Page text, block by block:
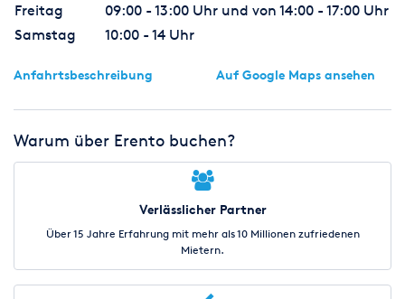
Freitag
09:00 - 13:00 Uhr und von 14:00 - 17:00 Uhr
Samstag
10:00 - 14 Uhr
Anfahrtsbeschreibung Auf Google Maps ansehen
Warum über Erento buchen?
Verlässlicher Partner
Über 15 Jahre Erfahrung mit mehr als 10 Millionen zufriedenen
Mietern.